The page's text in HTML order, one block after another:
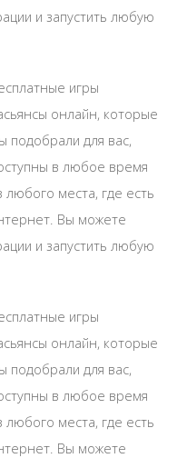
и запустить любую
игры
онлайн, которые
подобрали для вас,
в любое время
любого места, где есть
Вы можете
и запустить любую
игры
онлайн, которые
подобрали для вас,
в любое время
любого места, где есть
Вы можете